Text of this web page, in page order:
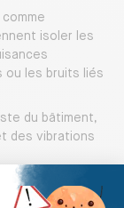
comme
isoler les
ou les bruits liés
du bâtiment,
des vibrations
VMC double flux